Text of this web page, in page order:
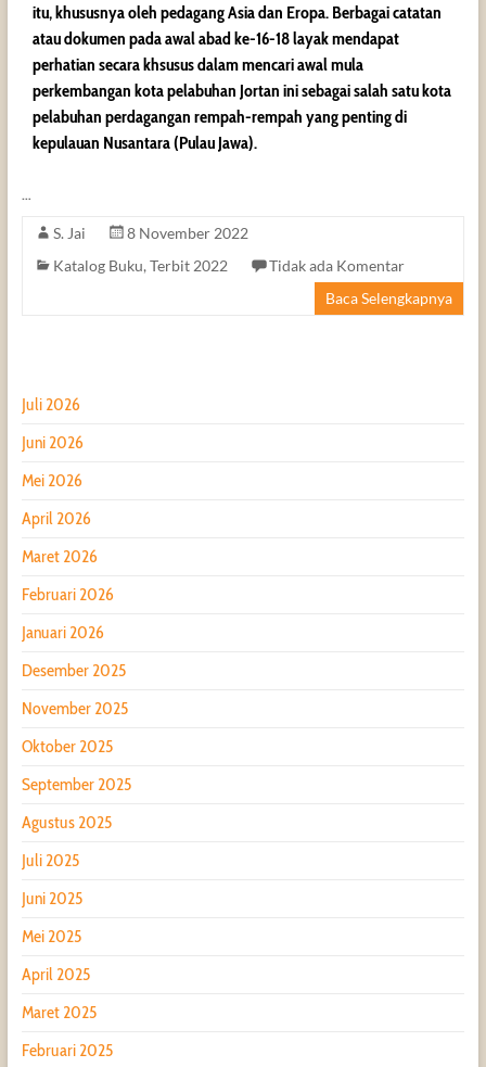
itu, khususnya oleh pedagang Asia dan Eropa. Berbagai catatan
atau dokumen pada awal abad ke-16-18 layak mendapat
perhatian secara khsusus dalam mencari awal mula
perkembangan kota pelabuhan Jortan ini sebagai salah satu kota
pelabuhan perdagangan rempah-rempah yang penting di
kepulauan Nusantara (Pulau Jawa).
…
S. Jai
8 November 2022
Katalog Buku, Terbit 2022
Tidak ada Komentar
Baca Selengkapnya
Juli 2026
Juni 2026
Mei 2026
April 2026
Maret 2026
Februari 2026
Januari 2026
Desember 2025
November 2025
Oktober 2025
September 2025
Agustus 2025
Juli 2025
Juni 2025
Mei 2025
April 2025
Maret 2025
Februari 2025